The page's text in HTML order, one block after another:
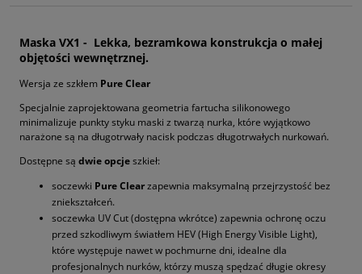
Maska VX1 - Lekka, bezramkowa konstrukcja o małej
objętości wewnętrznej.
Wersja ze szkłem Pure Clear
Specjalnie zaprojektowana geometria fartucha silikonowego
minimalizuje punkty styku maski z twarzą nurka, które wyjątkowo
narażone są na długotrwały nacisk podczas długotrwałych nurkowań.
Dostępne są dwie opcjeszkieł:
soczewki Pure Clearzapewnia maksymalną przejrzystość bez
zniekształceń.
soczewka UV Cut (dostępna wkrótce) zapewnia ochronę oczu
przed szkodliwym światłem HEV (High Energy Visible Light),
które występuje nawet w pochmurne dni, idealne dla
profesjonalnych nurków, którzy muszą spędzać długie okresy